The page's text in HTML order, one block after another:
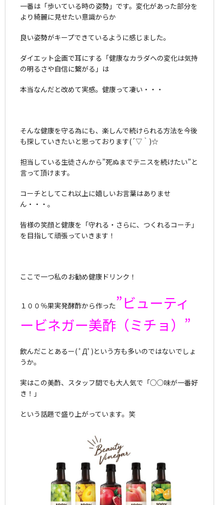
一番は「歩いている時の姿勢」です。変化があった部分を
より綺麗に見せたい意識からか
良い姿勢がキープできているように感じました。
ダイエット企画で耳にする「健康なカラダへの変化は気持
の明るさや自信に繋がる」は
本当なんだと改めて実感。健康って凄い・・・
そんな健康を守る為にも、楽しんで続けられる方法を今後
も探していきたいと思っております(´▽｀)☆
担当している生徒さんから”死ぬまでテニスを続けたい”と
言って頂けます。
コーチとしてこれ以上に嬉しいお言葉はありませ
ん・・・。
皆様の笑顔と健康を「守れる・さらに、つくれるコーチ」
を目指して頑張っていきます！
ここで一つ私のお勧め健康ドリンク！
１００％果実発酵酢から作った”ビューティ
ービネガー美酢（ミチョ）”
飲んだことあるー( ﾟДﾟ)という方も多いのではないでしょ
うか。
実はこの美酢、スタッフ間でも大人気で「○○味が一番好
き！」
という話題で盛り上がっています。笑